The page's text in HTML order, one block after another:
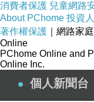
消費者保護 兒童網路
About PChome 投資
著作權保護 ｜網路家
Online
PChome Online and
Online Inc.
個人新聞台